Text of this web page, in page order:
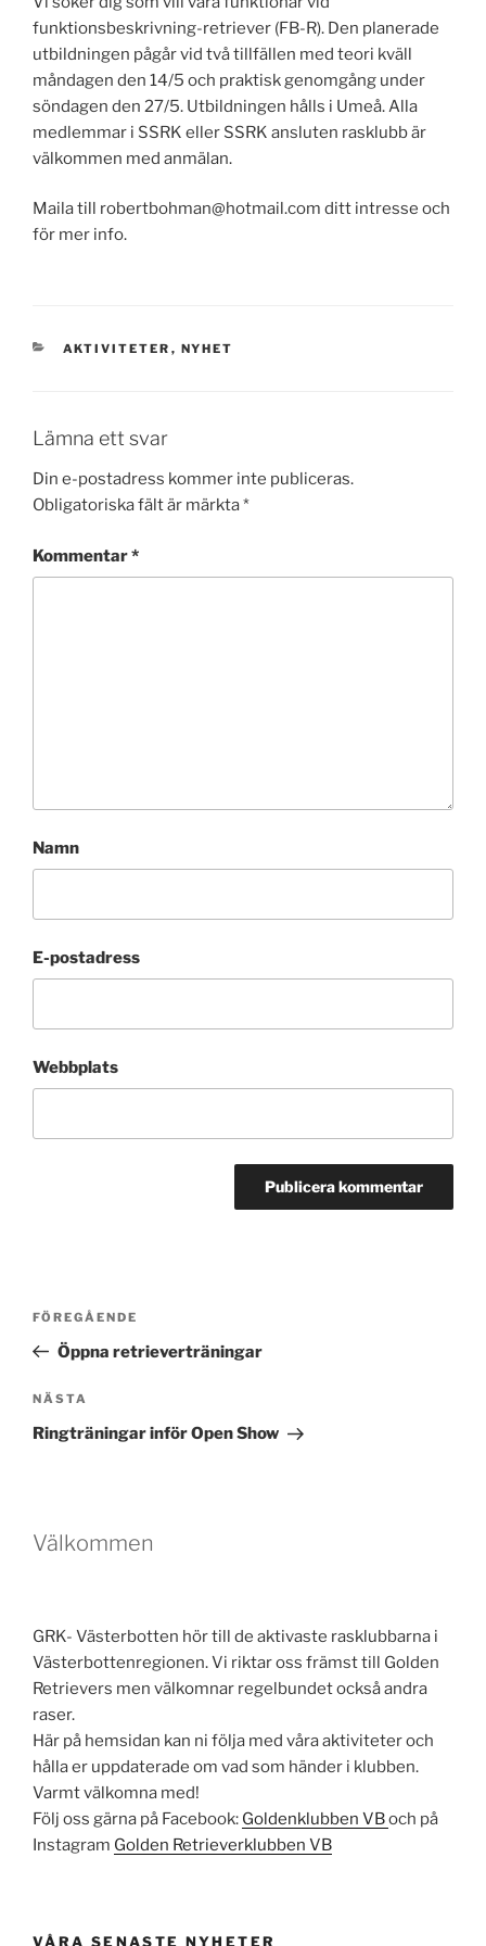
funktionsbeskrivning-retriever (FB-R). Den planerade
utbildningen pågår vid två tillfällen med teori kväll
måndagen den 14/5 och praktisk genomgång under
söndagen den 27/5. Utbildningen hålls i Umeå. Alla
medlemmar i SSRK eller SSRK ansluten rasklubb är
välkommen med anmälan.
Maila till robertbohman@hotmail.com ditt intresse och
för mer info.
KATEGORIER
AKTIVITETER , NYHET
Lämna ett svar
Din e-postadress kommer inte publiceras.
Obligatoriska fält är märkta*
Kommentar*
Namn
E-postadress
Webbplats
Inläggsnavigering
Föregående
inlägg
FÖREGÅENDE
Öppna retrieverträningar
Nästa
inlägg
NÄSTA
Ringträningar inför Open Show
Välkommen
GRK- Västerbotten hör till de aktivaste rasklubbarna i
Västerbottenregionen. Vi riktar oss främst till Golden
Retrievers men välkomnar regelbundet också andra
raser.
Här på hemsidan kan ni följa med våra aktiviteter och
hålla er uppdaterade om vad som händer i klubben.
Varmt välkomna med!
Följ oss gärna på Facebook: Goldenklubben VBoch på
Instagram Golden Retrieverklubben VB
VÅRA SENASTE NYHETER